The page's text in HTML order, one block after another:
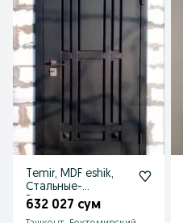
Temir, MDF eshik,
Стальные-
Входные-
Железные двери
632 027 сум